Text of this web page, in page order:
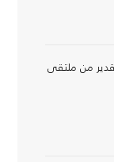
من ملتقى